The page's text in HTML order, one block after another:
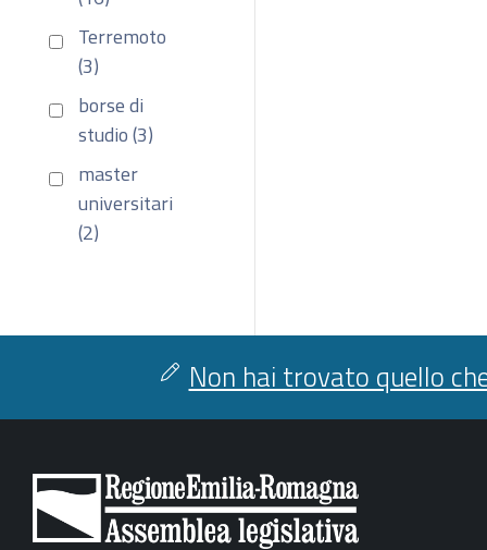
Terremoto
(3)
borse di
studio (3)
master
universitari
(2)
Non hai trovato quello